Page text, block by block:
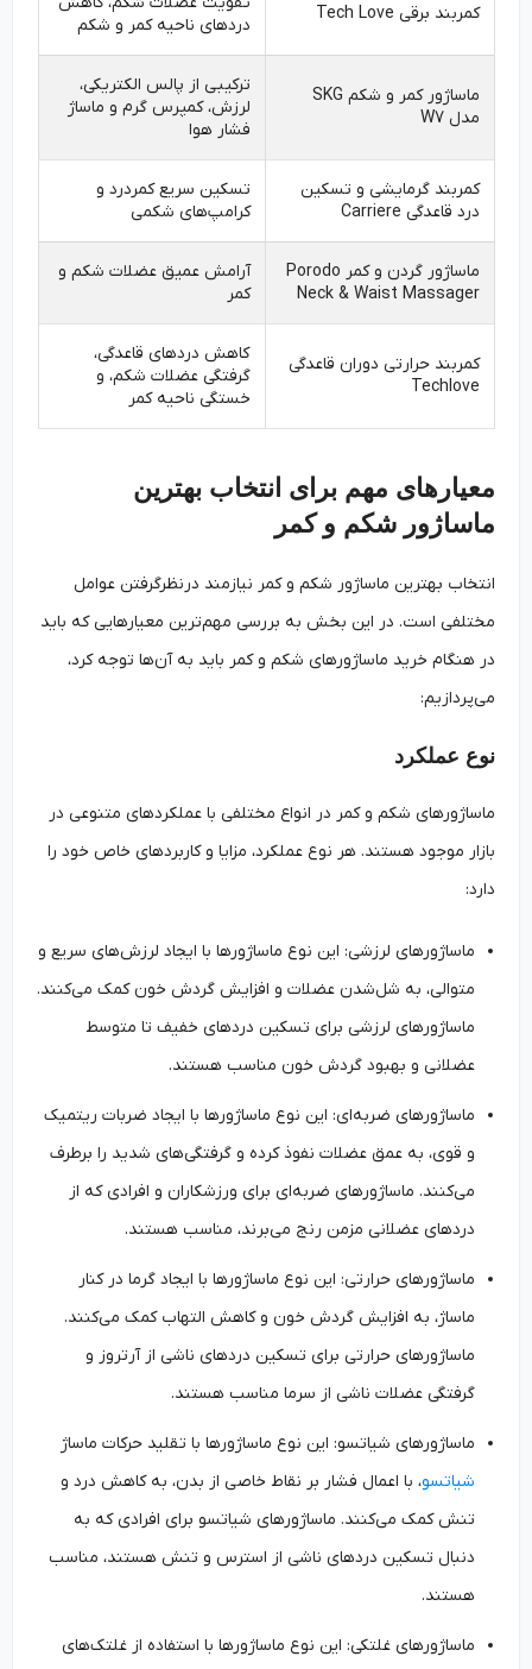
کمربند برقی Tech Love
دردهای ناحیه کمر و شکم
ماساژور کمر و شکم SKG
ترکیبی از پالس الکتریکی،
لرزش، کمپرس گرم و ماساژ
فشار هوا
کمربند گرمایشی و تسکین
درد قاعدگی Carriere
تسکین سریع کمردرد و
کرامپ‌های شکمی
ماساژور گردن و کمر Porodo
Neck & Waist Massager
آرامش عمیق عضلات شکم و
کمربند حرارتی دوران قاعدگی
Techlove
کاهش دردهای قاعدگی،
گرفتگی عضلات شکم، و
خستگی ناحیه کمر
معیارهای مهم برای انتخاب بهترین
ماساژور شکم و کمر
انتخاب بهترین ماساژور شکم و کمر نیازمند درنظرگرفتن عوامل
مختلفی است. در این بخش به بررسی مهم‌ترین معیارهایی که باید
در هنگام خرید ماساژورهای شکم و کمر باید به آن‌ها توجه کرد،
می‌پردازیم:
نوع عملکرد
ماساژورهای شکم و کمر در انواع مختلفی با عملکردهای متنوعی در
بازار موجود هستند. هر نوع عملکرد، مزایا و کاربردهای خاص خود را
ماساژورهای لرزشی: این نوع ماساژورها با ایجاد لرزش‌های سریع و
متوالی، به شل‌شدن عضلات و افزایش گردش خون کمک می‌کنند.
ماساژورهای لرزشی برای تسکین دردهای خفیف تا متوسط
عضلانی و بهبود گردش خون مناسب هستند.
ماساژورهای ضربه‌ای: این نوع ماساژورها با ایجاد ضربات ریتمیک
و قوی، به عمق عضلات نفوذ کرده و گرفتگی‌های شدید را برطرف
می‌کنند. ماساژورهای ضربه‌ای برای ورزشکاران و افرادی که از
دردهای عضلانی مزمن رنج می‌برند، مناسب هستند.
ماساژورهای حرارتی: این نوع ماساژورها با ایجاد گرما در کنار
ماساژ، به افزایش گردش خون و کاهش التهاب کمک می‌کنند.
ماساژورهای حرارتی برای تسکین دردهای ناشی از آرتروز و
گرفتگی عضلات ناشی از سرما مناسب هستند.
ماساژورهای شیاتسو: این نوع ماساژورها با تقلید حرکات ماساژ
شیاتسو، با اعمال فشار بر نقاط خاصی از بدن، به کاهش درد و
تنش کمک می‌کنند. ماساژورهای شیاتسو برای افرادی که به
دنبال تسکین دردهای ناشی از استرس و تنش هستند، مناسب
هستند.
ماساژورهای غلتکی: این نوع ماساژورها با استفاده از غلتک‌های